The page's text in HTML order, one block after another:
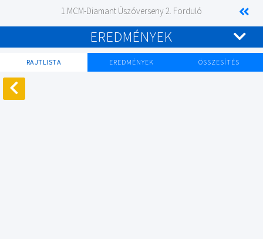
1.MCM-Diamant Úszóverseny 2. Forduló
EREDMÉNYEK
RAJTLISTA EREDMÉNYEK ÖSSZESÍTÉS